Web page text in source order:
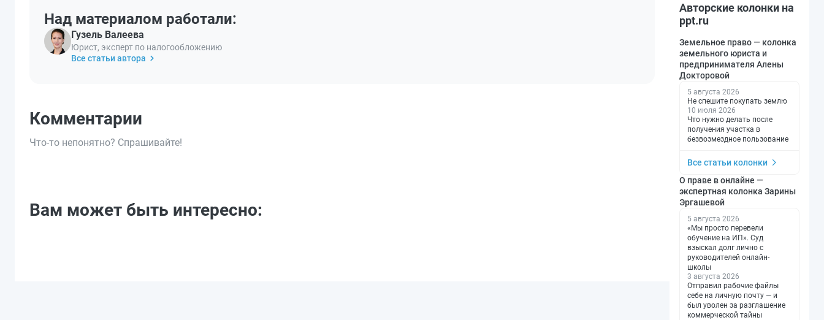
Над материалом работали:
Гузель Валеева
Юрист, эксперт по налогообложению
Все статьи автора
Комментарии
Что-то непонятно? Спрашивайте!
Вам может быть интересно:
Авторские колонки на
ppt.ru
Земельное право — колонка
земельного юриста и
предпринимателя Алены
Докторовой
5 августа 2026
Не спешите покупать землю
10 июля 2026
Что нужно делать после
получения участка в
безвозмездное пользование
Все статьи колонки
О праве в онлайне —
экспертная колонка Зарины
Эргашевой
5 августа 2026
«Мы просто перевели
обучение на ИП». Суд
взыскал долг лично с
руководителей онлайн-
школы
3 августа 2026
Отправил рабочие файлы
себе на личную почту — и
был уволен за разглашение
коммерческой тайны